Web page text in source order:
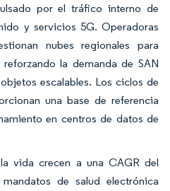
por el tráfico interno de
y servicios 5G. Operadoras
nubes regionales para
la demanda de SAN
escalables. Los ciclos de
una base de referencia
en centros de datos de
vida crecen a una CAGR del
de salud electrónica